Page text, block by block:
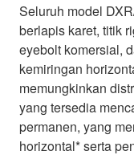
Seluruh model
berlapis karet, titik
eyebolt komersial,
kemiringan
memungkinkan
yang tersedia
permanen, yang
horizontal* serta